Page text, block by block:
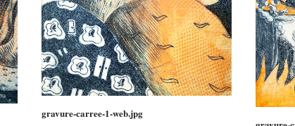
gravure-carree-1-web.jpg